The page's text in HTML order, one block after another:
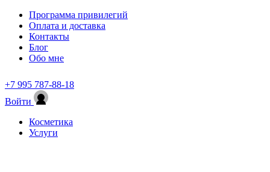
Программа привилегий
Оплата и доставка
Контакты
Блог
Обо мне
+7 995 787-88-18
Войти
Косметика
Услуги